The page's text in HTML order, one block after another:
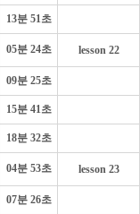
13분 51초
05분 24초 lesson 22
09분 25초
15분 41초
18분 32초
04분 53초 lesson 23
07분 26초